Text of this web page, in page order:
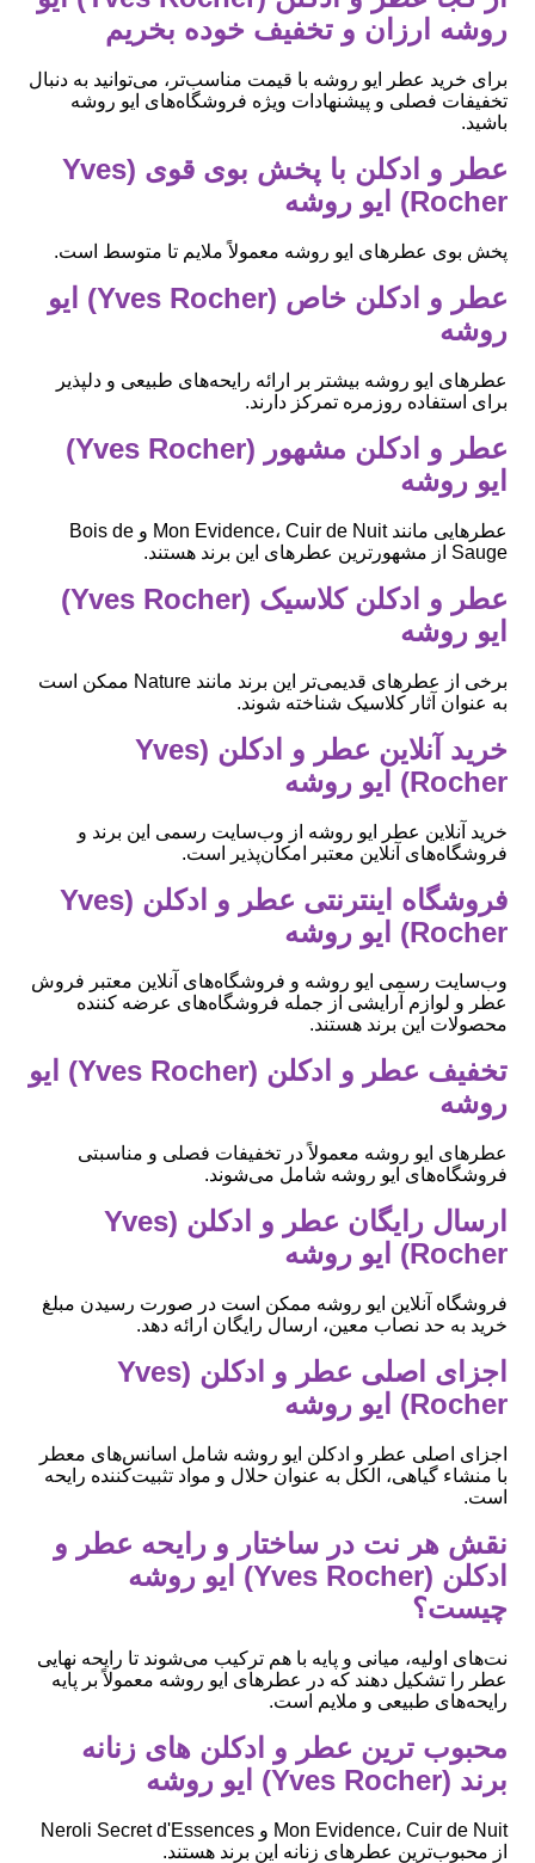
روشه ارزان و تخفیف خوده بخریم
برای خرید عطر ایو روشه با قیمت مناسب‌تر، می‌توانید به دنبال
تخفیفات فصلی و پیشنهادات ویژه فروشگاه‌های ایو روشه
باشید.
عطر و ادکلن با پخش بوی قوی (Yves
Rocher) ایو روشه
پخش بوی عطرهای ایو روشه معمولاً ملایم تا متوسط است.
عطر و ادکلن خاص (Yves Rocher) ایو
روشه
عطرهای ایو روشه بیشتر بر ارائه رایحه‌های طبیعی و دلپذیر
برای استفاده روزمره تمرکز دارند.
عطر و ادکلن مشهور (Yves Rocher)
ایو روشه
عطرهایی مانند Mon Evidence، Cuir de Nuit و Bois de
Sauge از مشهورترین عطرهای این برند هستند.
عطر و ادکلن کلاسیک (Yves Rocher)
ایو روشه
برخی از عطرهای قدیمی‌تر این برند مانند Nature ممکن است
به عنوان آثار کلاسیک شناخته شوند.
خرید آنلاین عطر و ادکلن (Yves
Rocher) ایو روشه
خرید آنلاین عطر ایو روشه از وب‌سایت رسمی این برند و
فروشگاه‌های آنلاین معتبر امکان‌پذیر است.
فروشگاه اینترنتی عطر و ادکلن (Yves
Rocher) ایو روشه
وب‌سایت رسمی ایو روشه و فروشگاه‌های آنلاین معتبر فروش
عطر و لوازم آرایشی از جمله فروشگاه‌های عرضه کننده
محصولات این برند هستند.
تخفیف عطر و ادکلن (Yves Rocher) ایو
روشه
عطرهای ایو روشه معمولاً در تخفیفات فصلی و مناسبتی
فروشگاه‌های ایو روشه شامل می‌شوند.
ارسال رایگان عطر و ادکلن (Yves
Rocher) ایو روشه
فروشگاه آنلاین ایو روشه ممکن است در صورت رسیدن مبلغ
خرید به حد نصاب معین، ارسال رایگان ارائه دهد.
اجزای اصلی عطر و ادکلن (Yves
Rocher) ایو روشه
اجزای اصلی عطر و ادکلن ایو روشه شامل اسانس‌های معطر
با منشاء گیاهی، الکل به عنوان حلال و مواد تثبیت‌کننده رایحه
است.
نقش هر نت در ساختار و رایحه عطر و
ادکلن (Yves Rocher) ایو روشه
چیست؟
نت‌های اولیه، میانی و پایه با هم ترکیب می‌شوند تا رایحه نهایی
عطر را تشکیل دهند که در عطرهای ایو روشه معمولاً بر پایه
رایحه‌های طبیعی و ملایم است.
محبوب ‌ترین عطر و ادکلن های زنانه
برند (Yves Rocher) ایو روشه
Mon Evidence، Cuir de Nuit و Neroli Secret d'Essences
از محبوب‌ترین عطرهای زنانه این برند هستند.